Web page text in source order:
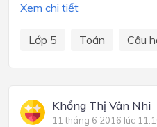
Xem chi tiết
Lớp 5 Toán Câu
Khổng Thị Vân Nhi
11 tháng 6 2016 lúc